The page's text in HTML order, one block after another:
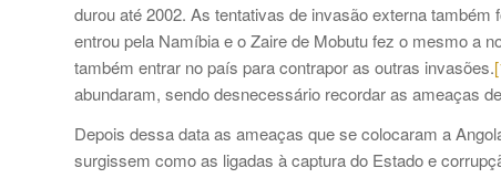
durou até 2002. As tentativas de invasão externa
entrou pela Namíbia e o Zaire de Mobutu fez o mesmo a
também entrar no país para contrapor as outras invasões.
abundaram, sendo desnecessário recordar as ameaças
Depois dessa data as ameaças que se colocaram a
surgissem como as ligadas à captura do Estado e